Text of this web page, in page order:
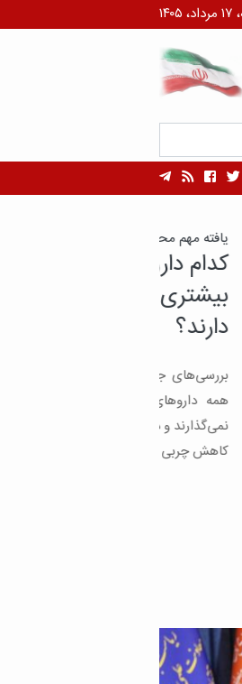
می‌دهد که
بدن تأثیر
داروها در